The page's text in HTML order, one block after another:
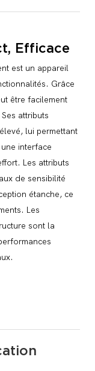
Efficace
est un appareil
Grâce
être facilement
attributs
lui permettant
interface
Les attributs
de sensibilité
étanche, ce
Les
sont la